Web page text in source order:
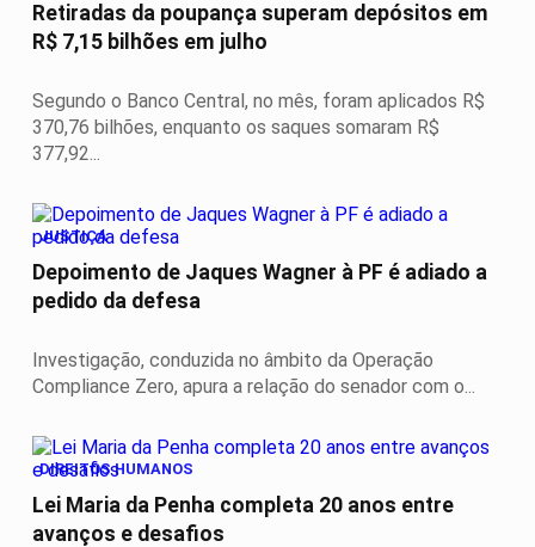
Retiradas da poupança superam depósitos em
R$ 7,15 bilhões em julho
Segundo o Banco Central, no mês, foram aplicados R$
370,76 bilhões, enquanto os saques somaram R$
377,92...
JUSTIÇA
Depoimento de Jaques Wagner à PF é adiado a
pedido da defesa
Investigação, conduzida no âmbito da Operação
Compliance Zero, apura a relação do senador com o...
DIREITOS HUMANOS
Lei Maria da Penha completa 20 anos entre
avanços e desafios